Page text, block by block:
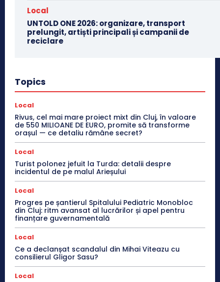
Local
UNTOLD ONE 2026: organizare, transport
prelungit, artiști principali și campanii de
reciclare
Topics
Local
Rivus, cel mai mare proiect mixt din Cluj, în valoare
de 550 MILIOANE DE EURO, promite să transforme
orașul — ce detaliu rămâne secret?
Local
Turist polonez jefuit la Turda: detalii despre
incidentul de pe malul Arieșului
Local
Progres pe șantierul Spitalului Pediatric Monobloc
din Cluj: ritm avansat al lucrărilor și apel pentru
finanțare guvernamentală
Local
Ce a declanșat scandalul din Mihai Viteazu cu
consilierul Gligor Sasu?
Local